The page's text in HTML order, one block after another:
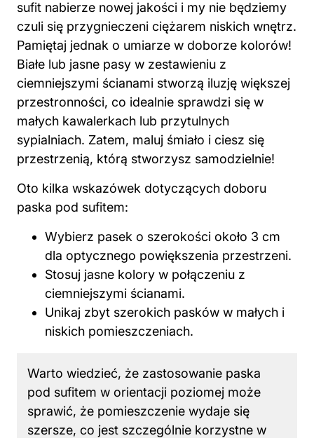
sufit nabierze nowej jakości i my nie będziemy
czuli się przygnieczeni ciężarem niskich wnętrz.
Pamiętaj jednak o umiarze w doborze kolorów!
Białe lub jasne pasy w zestawieniu z
ciemniejszymi ścianami stworzą iluzję większej
przestronności, co idealnie sprawdzi się w
małych kawalerkach lub przytulnych
sypialniach. Zatem, maluj śmiało i ciesz się
przestrzenią, którą stworzysz samodzielnie!
Oto kilka wskazówek dotyczących doboru
paska pod sufitem:
Wybierz pasek o szerokości około 3 cm
dla optycznego powiększenia przestrzeni.
Stosuj jasne kolory w połączeniu z
ciemniejszymi ścianami.
Unikaj zbyt szerokich pasków w małych i
niskich pomieszczeniach.
Warto wiedzieć, że zastosowanie paska
pod sufitem w orientacji poziomej może
sprawić, że pomieszczenie wydaje się
szersze, co jest szczególnie korzystne w